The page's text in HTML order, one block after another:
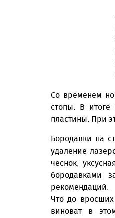
Со временем
стопы. В итоге
пластины. При
Бородавки на
удаление
чеснок,
бородавками
рекомендаций.
Что до
виноват в